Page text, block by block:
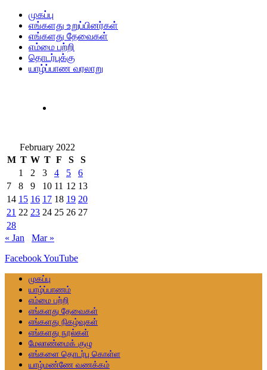
முகப்பு
எங்களது உறுப்பினர்கள்
எங்களது தேவைகள்
எம்மை பற்றி
தொடர்புக்கு
யாழ்ப்பாண வரலாறு
February 2022
M T W T F S
S
1
2 3 4 5
6
7
8 9 10 11 12 13
14 15 16 17 18 19 20
21 22 23 24 25 26 27
28
« Jan
Mar »
FacebookYouTube
முகப்பு
யாழ்ப்பாணம்
எம்மை பற்றி
எங்களது தேவைகள்
எங்களது நிகழ்வுகள்
எங்களது நூல்கள்
மேலாண்மைக் குழு
எங்களை தொடர்பு கொள்ள
யாழ்மண்ணே வணக்கம்